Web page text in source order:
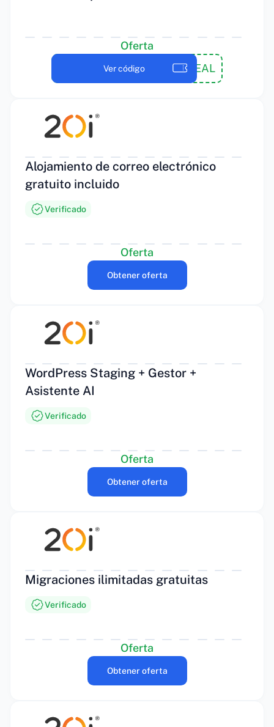
Oferta
KICKSTARTDEAL
Ver código
Alojamiento de correo electrónico
gratuito incluido
Verificado
Oferta
Obtener oferta
WordPress Staging + Gestor +
Asistente AI
Verificado
Oferta
Obtener oferta
Migraciones ilimitadas gratuitas
Verificado
Oferta
Obtener oferta